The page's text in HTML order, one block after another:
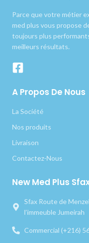
Parce que votre métier
med plus vous propose
toujours plus
meilleurs résultats.
A Propos De Nous
La Société
Nos produits
Livraison
Contactez-Nous
New Med Plus
Sfax Route de
l’immeuble Jumeirah
Commercial (+216)